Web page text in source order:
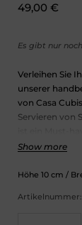
Preis:
49,00 €
Es gibt nur
Verleihen Sie
unserer
von Casa
Servieren von
Show more
Höhe 10 cm /
Artikelnummer: